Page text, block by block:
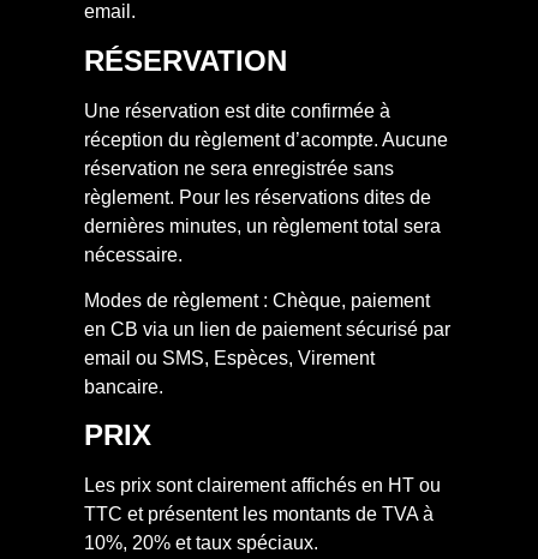
email.
RÉSERVATION
Une réservation est dite confirmée à
réception du règlement d’acompte. Aucune
réservation ne sera enregistrée sans
règlement. Pour les réservations dites de
dernières minutes, un règlement total sera
nécessaire.
Modes de règlement : Chèque, paiement
en CB via un lien de paiement sécurisé par
email ou SMS, Espèces, Virement
bancaire.
PRIX
Les prix sont clairement affichés en HT ou
TTC et présentent les montants de TVA à
10%, 20% et taux spéciaux.